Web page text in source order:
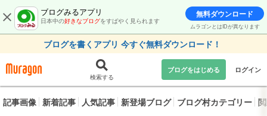
ブログみるアプリ
日本中の好きなブログをすばやく見られます
無料ダウンロード
ムラゴンとはIDが異なります
ブログを書くアプリ 今すぐ無料ダウンロード！
検索する
ブログをはじめる ログイン
記事画像 新着記事 人気記事 新登場ブログ ブログ村カテゴリー